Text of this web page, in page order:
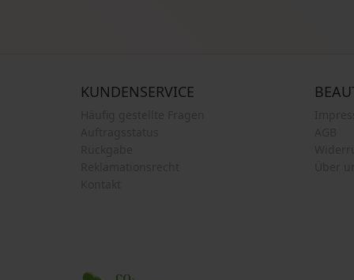
KUNDENSERVICE